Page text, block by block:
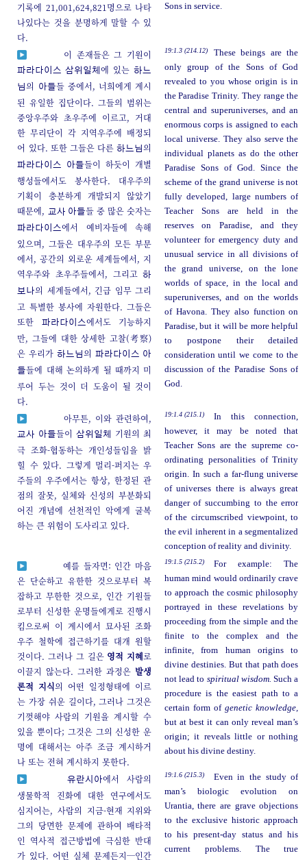
기록에 21,001,624,821명으로 나타
나있다는 것을 분명하게 말할 수 있
다.
Sons in service.
이 존재들은 그 기원이
파라다이스 삼위일체에 있는하느
님의 아들들 중에서, 너희에게 계시
된 유일한 집단이다. 그들의 범위는
중앙우주와 초우주에 이르고, 거대
한 무리단이 각 지역우주에 배정되
어 있다. 또한 그들은 다른하느님의
파라다이스 아들들이 하듯이 개별
행성들에서도 봉사한다. 대우주의
기획이 충분하게 개발되지 않았기
때문에, 교사 아들들 중 많은 숫자는
파라다이스에서 예비자들에 속해
있으며, 그들은 대우주의 모든 부문
에서, 공간의 외로운 세계들에서, 지
역우주와 초우주들에서, 그리고하
보나의 세계들에서, 긴급 임무 그리
고 특별한 봉사에 자원한다. 그들은
또한
파라다이스에서도 기능하지
만, 그들에 대한 상세한 고찰(考察)
은 우리가하느님의파라다이스 아
들들에 대해 논의하게 될 때까지 미
루어 두는 것이 더 도움이 될 것이
다.
19:1.3 (214.12)
These beings are the
only group of the Sons of God
revealed to you whose origin is in
the Paradise Trinity. They range the
central and superuniverses, and an
enormous corps is assigned to each
local universe. They also serve the
individual planets as do the other
Paradise Sons of God. Since the
scheme of the grand universe is not
fully developed, large numbers of
Teacher Sons are held in the
reserves on Paradise, and they
volunteer for emergency duty and
unusual service in all divisions of
the grand universe, on the lone
worlds of space, in the local and
superuniverses, and on the worlds
of Havona. They also function on
Paradise, but it will be more helpful
to postpone their detailed
consideration until we come to the
discussion of the Paradise Sons of
God.
아무튼, 이와 관련하여,
교사 아들들이 삼위일체
기원의 최
극 조화-협동하는 개인성들임을 밝
힐 수 있다. 그렇게 멀리-퍼지는 우
주들의 우주에서는 항상, 한정된 관
점의 잘못, 실체와 신성의 부분화되
어진 개념에 선천적인 악에게 굴복
하는 큰 위험이 도사리고 있다.
19:1.4 (215.1)
In this connection,
however, it may be noted that
Teacher Sons are the supreme co-
ordinating personalities of Trinity
origin. In such a far-flung universe
of universes there is always great
danger of succumbing to the error
of the circumscribed viewpoint, to
the evil inherent in a segmentalized
conception of reality and divinity.
예를 들자면: 인간 마음
은 단순하고 유한한 것으로부터 복
잡하고 무한한 것으로, 인간 기원들
로부터 신성한 운명들에게로 진행시
킴으로써 이 계시에서 묘사된 조화
우주 철학에 접근하기를 대개 원할
것이다. 그러나 그 길은 영적 지혜로
이끌지 않는다. 그러한 과정은발생
론적 지식의 어떤 일정형태에 이르
는 가장 쉬운 길이다, 그러나 그것은
기껏해야 사람의 기원을 계시할 수
있을 뿐이다; 그것은 그의 신성한 운
명에 대해서는 아주 조금 계시하거
나 또는 전혀 계시하지 못한다.
19:1.5 (215.2)
For example: The
human mind would ordinarily crave
to approach the cosmic philosophy
portrayed in these revelations by
proceeding from the simple and the
finite to the complex and the
infinite, from human origins to
divine destinies. But that path does
not lead to spiritual wisdom. Such a
procedure is the easiest path to a
certain form ofgenetic knowledge,
but at best it can only reveal man’s
origin; it reveals little or nothing
about his divine destiny.
유란시아에서 사람의
생물학적 진화에 대한 연구에서도
심지어는, 사람의 지금-현재 지위와
그의 당면한 문제에 관하여 배타적
인 역사적 접근방법에 극심한 반대
가 있다. 어떤 실체 문제든지─인간
19:1.6 (215.3)
Even in the study of
man’s biologic evolution on
Urantia, there are grave objections
to the exclusive historic approach
to his present-day status and his
current problems. The true